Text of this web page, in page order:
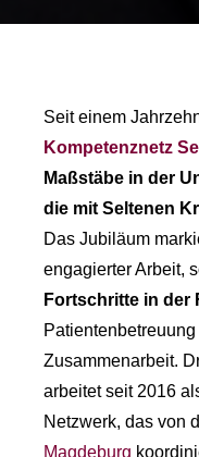
Seit einem
Kompetenznetz
Maßstäbe in der
die mit Seltenen
Das Jubiläum
engagierter Arbeit,
Fortschritte in der
Zusammenarbeit.
arbeitet seit 2016
Netzwerk, das von
Magdeburg